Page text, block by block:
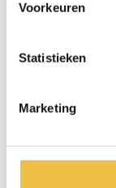
Voorkeuren
Statistieken
Marketing
Présidente
Qui est